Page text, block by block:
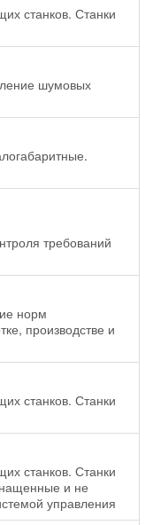
станков. Станки
шумовых
требований
норм
производстве и
станков. Станки
станков. Станки
и не
управления